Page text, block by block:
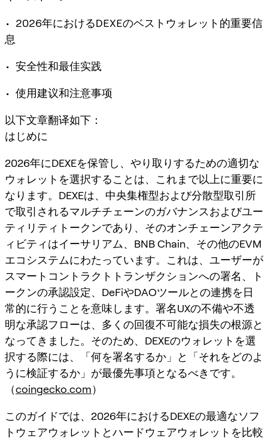
• 2026年におけるDEXEのベストウォレット的重要信
息
• 安全性和最佳实践
• 使用建议和注意事项
以下文章翻译如下：
はじめに
2026年にDEXEを保管し、やり取りするための適切な
ウォレットを選択することは、これまで以上に重要に
なります。DEXEは、中央集権型および分散型取引所
で取引されるマルチチェーンのガバナンスおよびユー
ティリティトークンであり、そのオンチェーンアクテ
ィビティはイーサリアム、BNB Chain、その他のEVM
エコシステムにわたっています。これは、ユーザーが
スマートコントラクトトランザクションへの署名、ト
ークンの承認設定、DeFiやDAOツールとの連携を日
常的に行うことを意味します。署名UXの不備や不透
明な承認フローは、多くの回復不可能な損失の根源と
なってきました。そのため、DEXEのウォレットを選
択する際には、「何を署名するか」と「それをどのよ
うに検証するか」が最優先事項となるべきです。
（coingecko.com）
このガイドでは、2026年におけるDEXEの最適なソフ
トウェアウォレットとハードウェアウォレットを比較